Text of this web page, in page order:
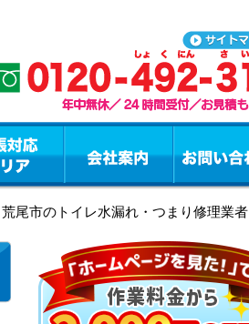
尾市のトイレ水漏れ・つまり修理業者